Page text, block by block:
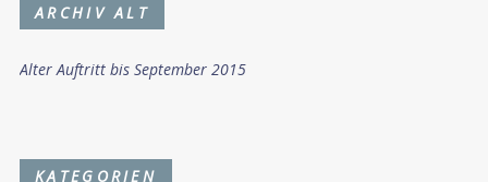
ARCHIV ALT
Alter Auftritt bis September 2015
KATEGORIEN